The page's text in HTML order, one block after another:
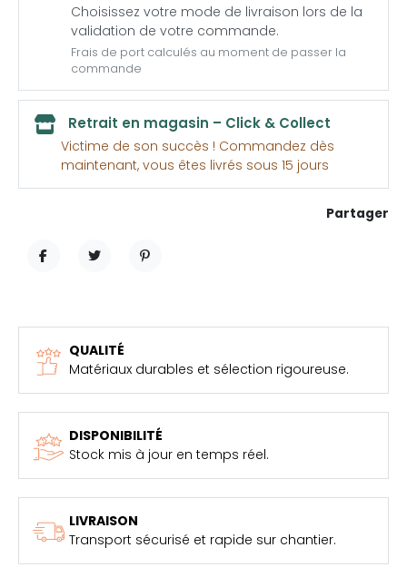
Choisissez votre mode de livraison lors de la
validation de votre commande.
Frais de port calculés au moment de passer la
commande
Retrait en magasin – Click & Collect
Victime de son succès ! Commandez dès
maintenant, vous êtes livrés sous 15 jours
Partager
QUALITÉ
Matériaux durables et sélection rigoureuse.
DISPONIBILITÉ
Stock mis à jour en temps réel.
LIVRAISON
Transport sécurisé et rapide sur chantier.